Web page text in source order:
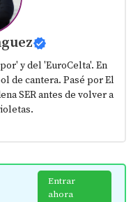
y del 'EuroCelta'. En
de cantera. Pasé por El
SER antes de volver a
Entrar
ahora